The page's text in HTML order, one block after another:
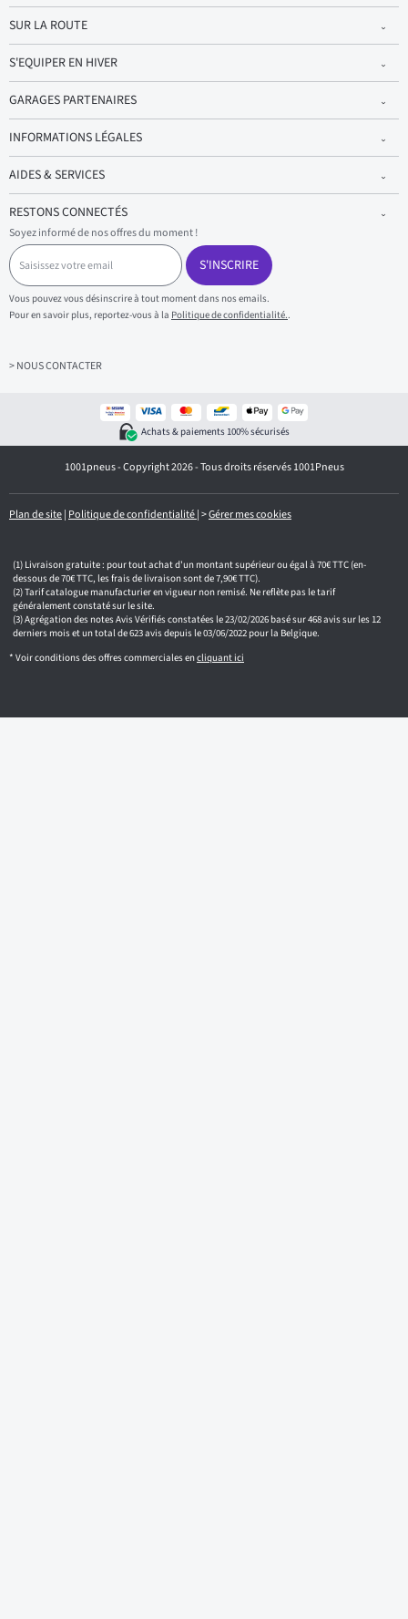
SUR LA ROUTE
S'EQUIPER EN HIVER
GARAGES PARTENAIRES
INFORMATIONS LÉGALES
AIDES & SERVICES
RESTONS CONNECTÉS
Soyez informé de nos offres du moment !
S
a
i
s
i
s
z
i
l
S'INSCRIRE
Vous pouvez vous désinscrire à tout moment dans nos emails.
Pour en savoir plus, reportez-vous à la Politique de confidentialité..
> NOUS CONTACTER
Achats & paiements 100% sécurisés
1001pneus - Copyright 2026 - Tous droits réservés 1001Pneus
Plan de site|Politique de confidentialité|>Gérer mes cookies
Livraison gratuite : pour tout achat d'un montant supérieur ou égal à 70€ TTC (en-
dessous de 70€ TTC, les frais de livraison sont de 7,90€ TTC).
Tarif catalogue manufacturier en vigueur non remisé. Ne reflète pas le tarif
généralement constaté sur le site.
Agrégation des notes Avis Vérifiés constatées le 23/02/2026 basé sur 468 avis sur les 12
derniers mois et un total de 623 avis depuis le 03/06/2022 pour la Belgique.
* Voir conditions des offres commerciales encliquant ici